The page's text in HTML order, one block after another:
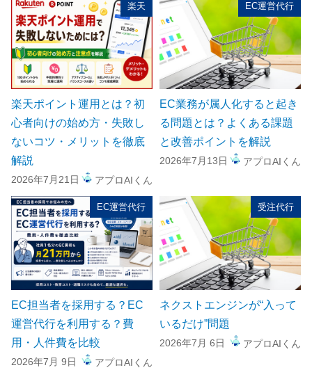
楽天
楽天ポイント運用とは？初
心者向けの始め方・失敗し
ないコツ・メリットを徹底
解説
2026年7月21日 アプロAIくん
EC運営代行
EC業務が属人化すると起き
る問題とは？よくある課題
と改善ポイントを解説
2026年7月13日 アプロAIくん
EC運営代行
EC担当者を採用する？EC
運営代行を利用する？費
用・人件費を比較
2026年7月 9日 アプロAIくん
受注代行
ネクストエンジンが“入って
いるだけ”問題
2026年7月 6日 アプロAIくん